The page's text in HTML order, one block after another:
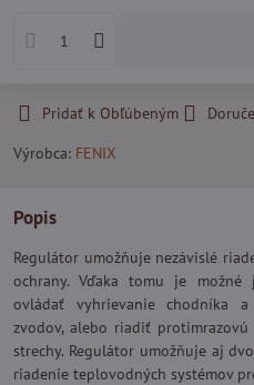
Pridať k Obľúbeným
Výrobca: FENIX
Popis
Regulátor umožňuje nezávislé
ochrany. Vďaka tomu je možné
ovládať vyhrievanie chodníka
zvodov, alebo riadiť
strechy. Regulátor umožňuje aj
riadenie teplovodných systémov